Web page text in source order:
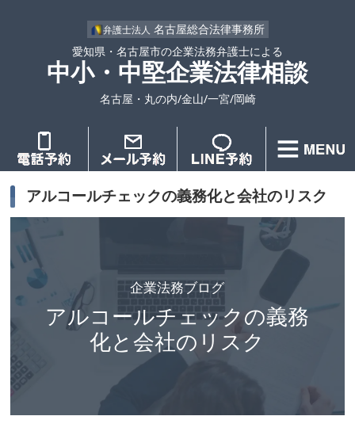
弁護士法人 名古屋総合法律事務所
愛知県・名古屋市の企業法務弁護士による
中小・中堅企業法律相談
名古屋・丸の内/金山/一宮/岡崎
アルコールチェックの義務化と会社のリスク
企業法務ブログ
アルコールチェックの義務
化と会社のリスク